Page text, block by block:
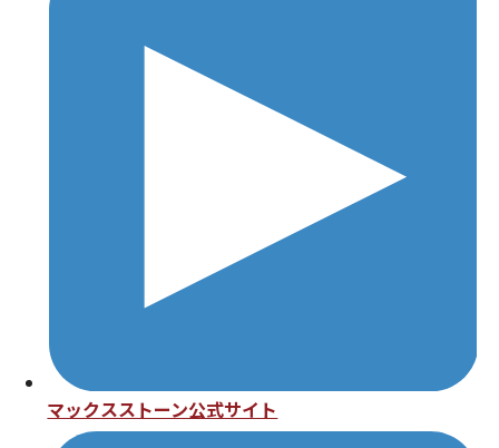
マックスストーン公式サイト